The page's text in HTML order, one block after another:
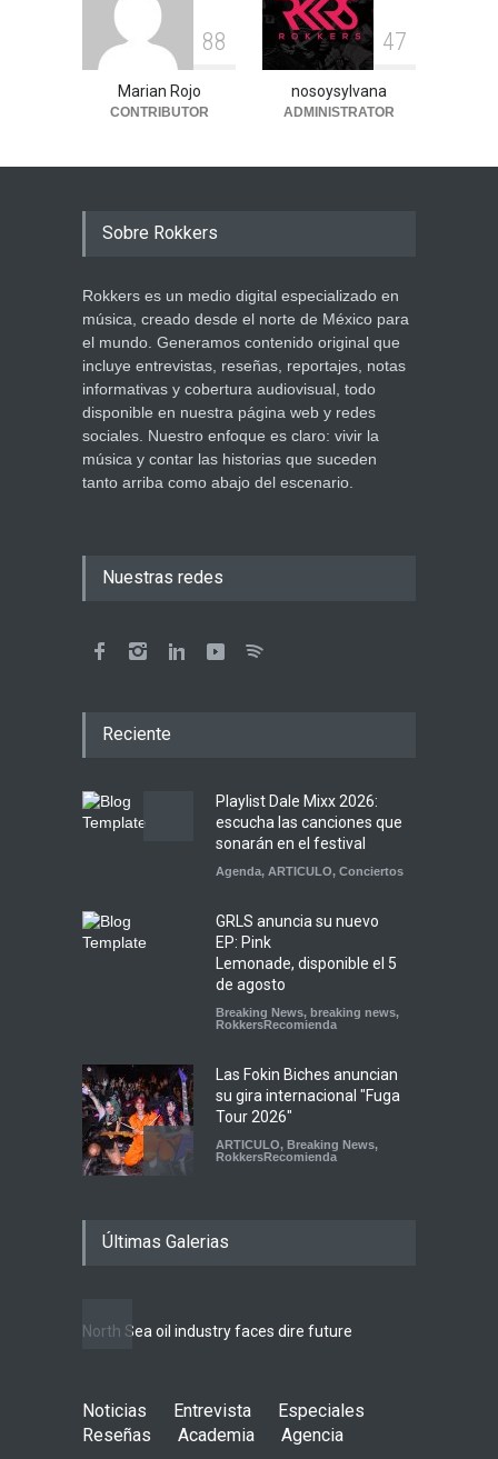
88
Marian Rojo
CONTRIBUTOR
47
nosoysylvana
ADMINISTRATOR
Sobre Rokkers
Rokkers es un medio digital especializado en
música, creado desde el norte de México para
el mundo. Generamos contenido original que
incluye entrevistas, reseñas, reportajes, notas
informativas y cobertura audiovisual, todo
disponible en nuestra página web y redes
sociales. Nuestro enfoque es claro: vivir la
música y contar las historias que suceden
tanto arriba como abajo del escenario.
Nuestras redes
Reciente
Playlist Dale Mixx 2026:
escucha las canciones que
sonarán en el festival
Agenda, ARTICULO, Conciertos
GRLS anuncia su nuevo
EP: Pink
Lemonade, disponible el 5
de agosto
Breaking News, breaking news,
RokkersRecomienda
Las Fokin Biches anuncian
su gira internacional "Fuga
Tour 2026"
ARTICULO, Breaking News,
RokkersRecomienda
nuevo de Psychedelic Porn
RokkersRecomienda,Sin
categoría
en el Auditorio BB de la
Ciudad de México
Últimas Galerias
North Sea oil industry faces dire future
Noticias Entrevista
Especiales
Reseñas
Academia Agencia